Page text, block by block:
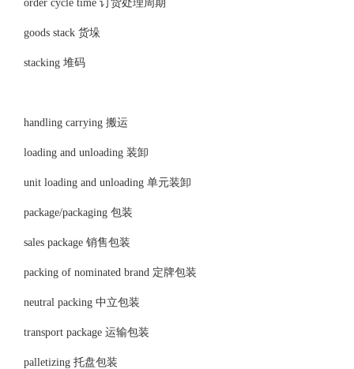
order cycle time 订货处理周期
goods stack 货垛
stacking 堆码
handling carrying 搬运
loading and unloading 装卸
unit loading and unloading 单元装卸
package/packaging 包装
sales package 销售包装
packing of nominated brand 定牌包装
neutral packing 中立包装
transport package 运输包装
palletizing 托盘包装